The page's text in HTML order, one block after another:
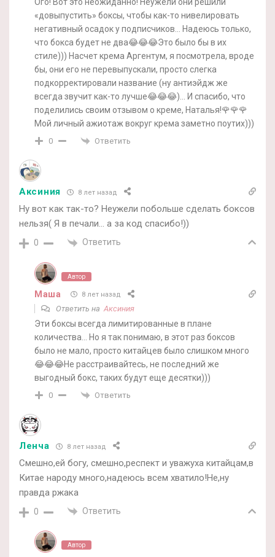
«довыпустить» боксы, чтобы как-то нивелировать
негативный осадок у подписчиков… Надеюсь только,
что бокса будет не два😂😂😂Это было бы в их
стиле))) Насчет крема Аргентум, я посмотрела, вроде
бы, они его не перевыпускали, просто слегка
подкорректировали название (ну антиэйдж же
всегда звучит как-то лучше😂😂😂)… И спасибо, что
поделились своим отзывом о креме, Наталья!🌹🌹🌹
Мой личный ажиотаж вокруг крема заметно поутих)))
0 Ответить
Аксиния 8 лет назад
Ну вот как так-то? Неужели побольше сделать боксов
нельзя( Я в печали… а за код спасибо!))
0 Ответить
Автор
Маша 8 лет назад
Ответить на Аксиния
Эти боксы всегда лимитированные в плане
количества… Но я так понимаю, в этот раз боксов
было не мало, просто китайцев было слишком много
😂😂😂Не расстраивайтесь, не последний же
выгодный бокс, таких будут еще десятки)))
0 Ответить
Ленча 8 лет назад
Смешно,ей богу, смешно,респект и уважуха китайцам,в
Китае народу много,надеюсь всем хватило!Не,ну
правда ржака
0 Ответить
Автор